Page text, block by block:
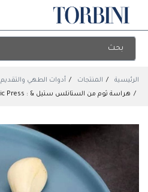
الرئيسية المنتجات
أدوات الطهي والتقديم
هراسة ثوم من الستانلس ستيل & : Stainless Steel Garlic Press